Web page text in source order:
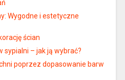
Wygodne i estetyczne
ścian
sypialni – jak ją wybrać?
poprzez dopasowanie barw